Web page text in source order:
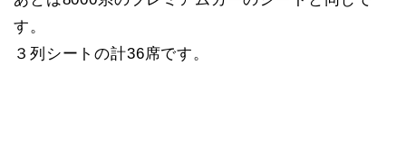
す。
３列シートの計36席です。